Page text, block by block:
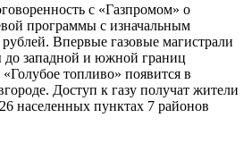
с «Газпромом» о
программы с изначальным
Впервые газовые магистрали
до западной и южной границ
топливо» появится в
Доступ к газу получат жители
населенных пунктах 7 районов